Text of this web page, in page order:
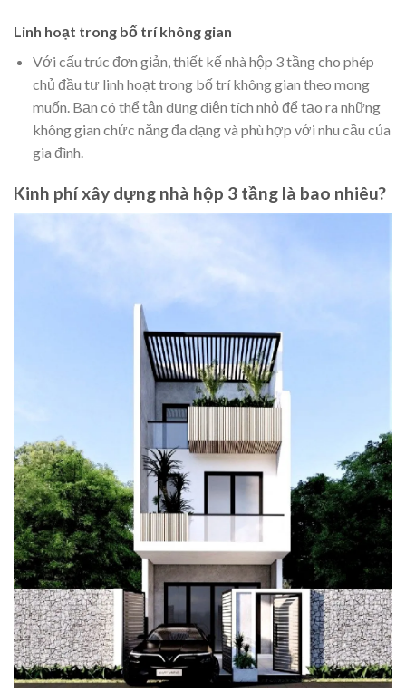
Linh hoạt trong bố trí không gian
Với cấu trúc đơn giản, thiết kế nhà hộp 3 tầng cho phép
chủ đầu tư linh hoạt trong bố trí không gian theo mong
muốn. Bạn có thể tận dụng diện tích nhỏ để tạo ra những
không gian chức năng đa dạng và phù hợp với nhu cầu của
gia đình.
Kinh phí xây dựng nhà hộp 3 tầng là bao nhiêu?